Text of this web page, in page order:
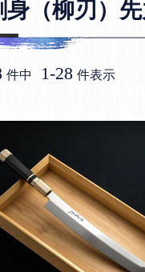
身（柳刃）
件中 1-28 件表示